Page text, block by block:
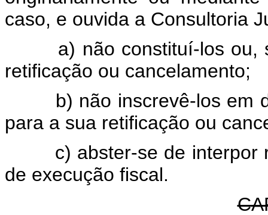
caso, e ouvida a Consultoria
a) não constituí-los ou,
retificação ou cancelamento;
b) não inscrevê-los em
para a sua retificação ou
c) abster-se de interpor
de execução fiscal.